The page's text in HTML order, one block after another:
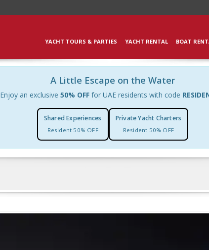
YACHT TOURS & PARTIES YACHT RENTAL BOAT
A Little Escape on the Water
Enjoy an exclusive 50% OFF for UAE residents with code
Shared Experiences
Resident 50% OFF
Private Yacht Charters
Resident 50% OFF